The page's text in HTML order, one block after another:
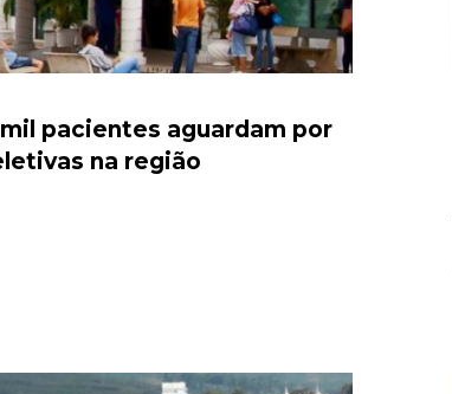
pacientes aguardam por
na região